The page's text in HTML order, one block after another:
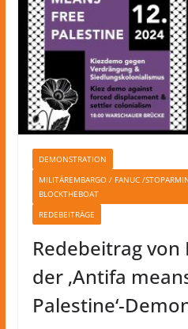
DEMONSTRATION
MILITÄREMBARGO / FANUC /
BLOCKTHEBOAT
REDEBEITRÄGE
Redebeitrag von
der ‚Antifa
Palestine‘-